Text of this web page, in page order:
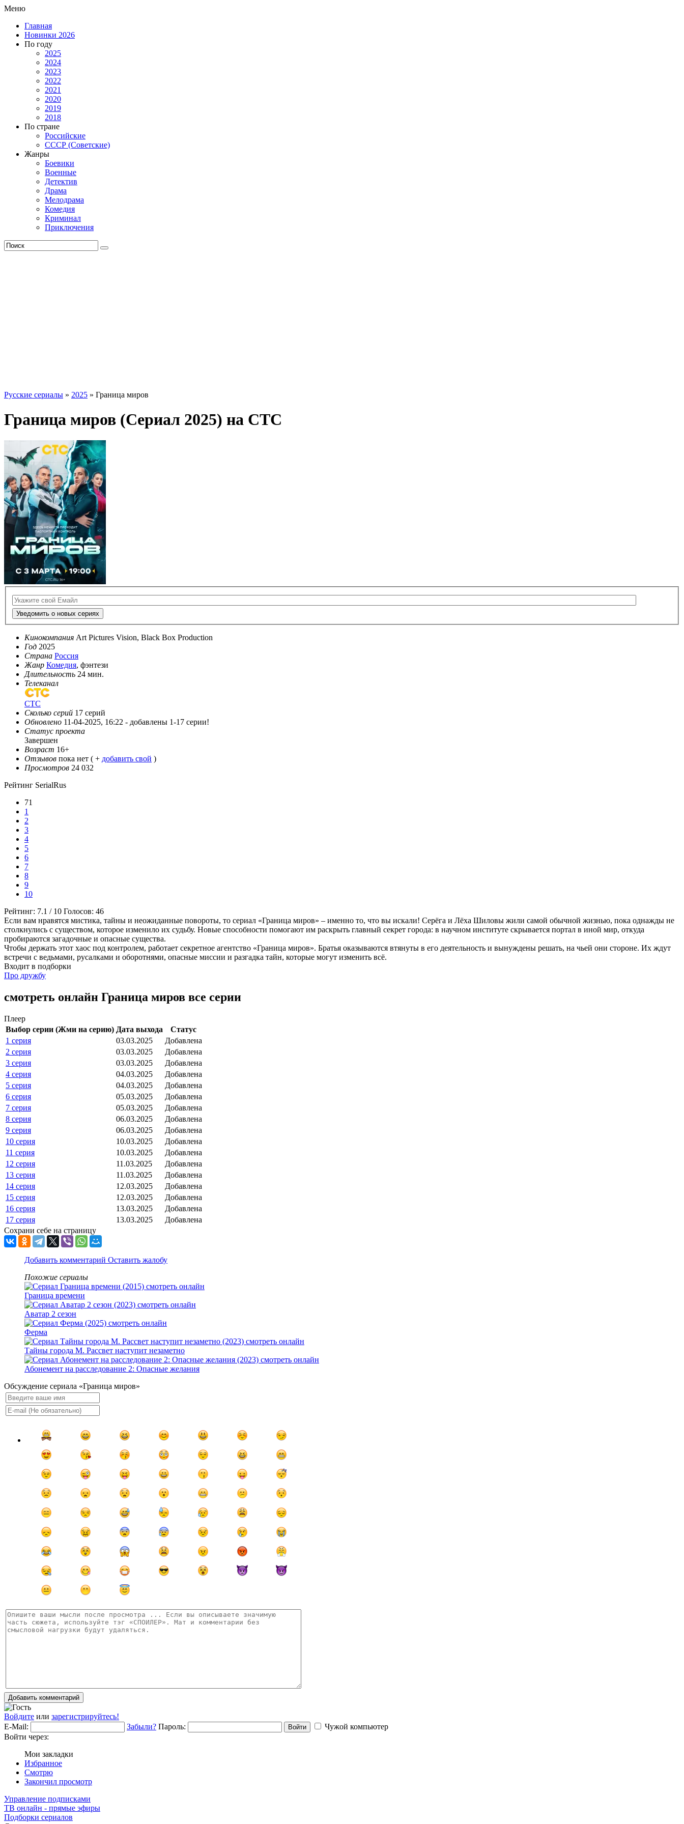
Меню
Главная
Новинки 2026
По году
2025
2024
2023
2022
2021
2020
2019
2018
По стране
Российские
СССР (Советские)
Жанры
Боевики
Военные
Детектив
Драма
Мелодрама
Комедия
Криминал
Приключения
Русские сериалы » 2025 » Граница миров
Граница миров (Сериал 2025) на СТС
Уведомить о новых сериях
Кинокомпания Art Pictures Vision, Black Box Production
Год 2025
Страна Россия
Жанр Комедия, фэнтези
Длительность 24 мин.
Телеканал
СТС
Сколько серий 17 серий
Обновлено 11-04-2025, 16:22 - добавлены 1-17 серии!
Статус проекта
Завершен
Возраст 16+
Отзывов пока нет ( + добавить свой )
Просмотров 24 032
Рейтинг SerialRus
71
1
2
3
4
5
6
7
8
9
10
Рейтинг: 7.1 / 10 Голосов: 46
Если вам нравятся мистика, тайны и неожиданные повороты, то сериал «Граница миров» – именно то, что вы искали! Серёга и Лёха Шиловы жили самой обычной жизнью, пока однажды не
столкнулись с существом, которое изменило их судьбу. Новые способности помогают им раскрыть главный секрет города: в научном институте скрывается портал в иной мир, откуда
пробираются загадочные и опасные существа.
Чтобы держать этот хаос под контролем, работает секретное агентство «Граница миров». Братья оказываются втянуты в его деятельность и вынуждены решать, на чьей они стороне. Их ждут
встречи с ведьмами, русалками и оборотнями, опасные миссии и разгадка тайн, которые могут изменить всё.
Входит в подборки
Про дружбу
смотреть онлайн Граница миров все серии
Плеер
Выбор серии (Жми на серию) Дата выхода
Статус
1 серия
03.03.2025
Добавлена
2 серия
03.03.2025
Добавлена
3 серия
03.03.2025
Добавлена
4 серия
04.03.2025
Добавлена
5 серия
04.03.2025
Добавлена
6 серия
05.03.2025
Добавлена
7 серия
05.03.2025
Добавлена
8 серия
06.03.2025
Добавлена
9 серия
06.03.2025
Добавлена
10 серия
10.03.2025
Добавлена
11 серия
10.03.2025
Добавлена
12 серия
11.03.2025
Добавлена
13 серия
11.03.2025
Добавлена
14 серия
12.03.2025
Добавлена
15 серия
12.03.2025
Добавлена
16 серия
13.03.2025
Добавлена
17 серия
13.03.2025
Добавлена
Сохрани себе на страницу
Добавить комментарий Оставить жалобу
Похожие сериалы
Граница времени
Аватар 2 сезон
Ферма
Тайны города М. Рассвет наступит незаметно
Абонемент на расследование 2: Опасные желания
Обсуждение сериала «Граница миров»
Добавить комментарий
Войдите или зарегистрируйтесь!
E-Mail:
Забыли? Пароль: Войти
Чужой компьютер
Войти через:
Мои закладки
Избранное
Смотрю
Закончил просмотр
Управление подписками
ТВ онлайн - прямые эфиры
Подборки сериалов